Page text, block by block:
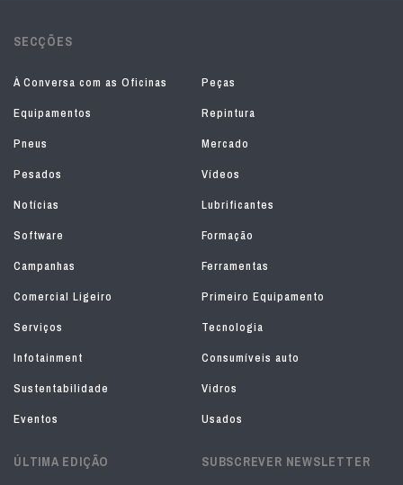
SECÇÕES
À Conversa com as Oficinas
Peças
Equipamentos
Repintura
Pneus
Mercado
Pesados
Vídeos
Notícias
Lubrificantes
Software
Formação
Campanhas
Ferramentas
Comercial Ligeiro
Primeiro Equipamento
Serviços
Tecnologia
Infotainment
Consumíveis auto
Sustentabilidade
Vidros
Eventos
Usados
ÚLTIMA EDIÇÃO SUBSCREVER NEWSLETTER